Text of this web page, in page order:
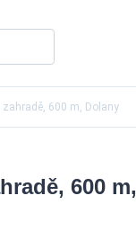
600 m, Dolany
600 m,